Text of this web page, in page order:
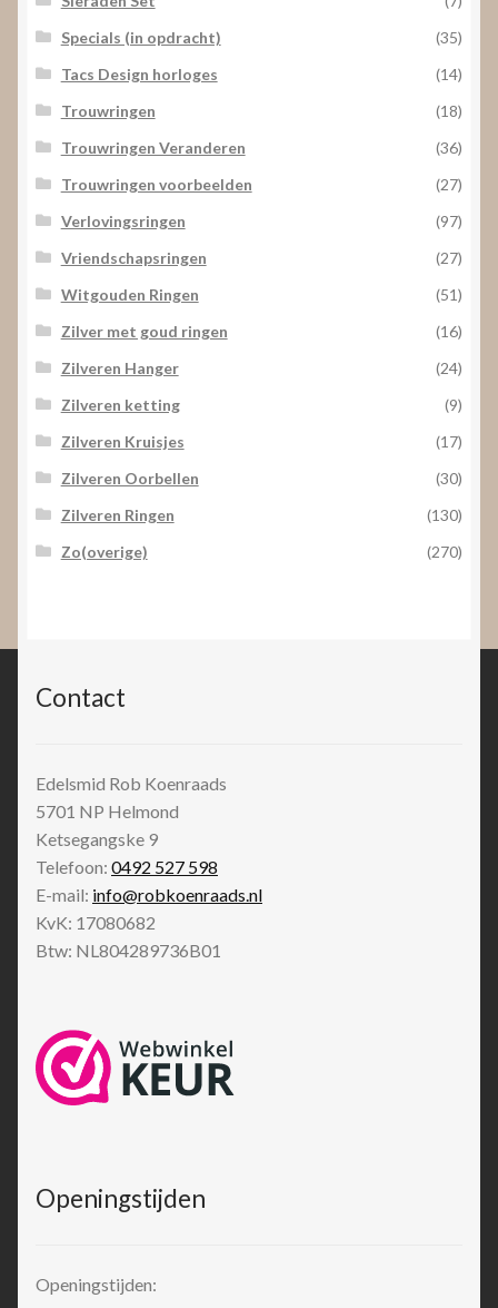
Specials (in opdracht)
(35)
Tacs Design horloges
(14)
Trouwringen
(18)
Trouwringen Veranderen
(36)
Trouwringen voorbeelden
(27)
Verlovingsringen
(97)
Vriendschapsringen
(27)
Witgouden Ringen
(51)
Zilver met goud ringen
(16)
Zilveren Hanger
(24)
Zilveren ketting
(9)
Zilveren Kruisjes
(17)
Zilveren Oorbellen
(30)
Zilveren Ringen
(130)
Zo(overige)
(270)
Contact
Edelsmid Rob Koenraads
5701 NP Helmond
Ketsegangske 9
Telefoon: 0492 527 598
E-mail: info@robkoenraads.nl
KvK: 17080682
Btw: NL804289736B01
Openingstijden
Openingstijden: